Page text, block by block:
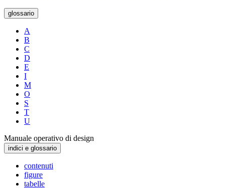
glossario
A
B
C
D
E
I
M
O
S
T
U
Manuale operativo di design
indici e glossario
contenuti
figure
tabelle